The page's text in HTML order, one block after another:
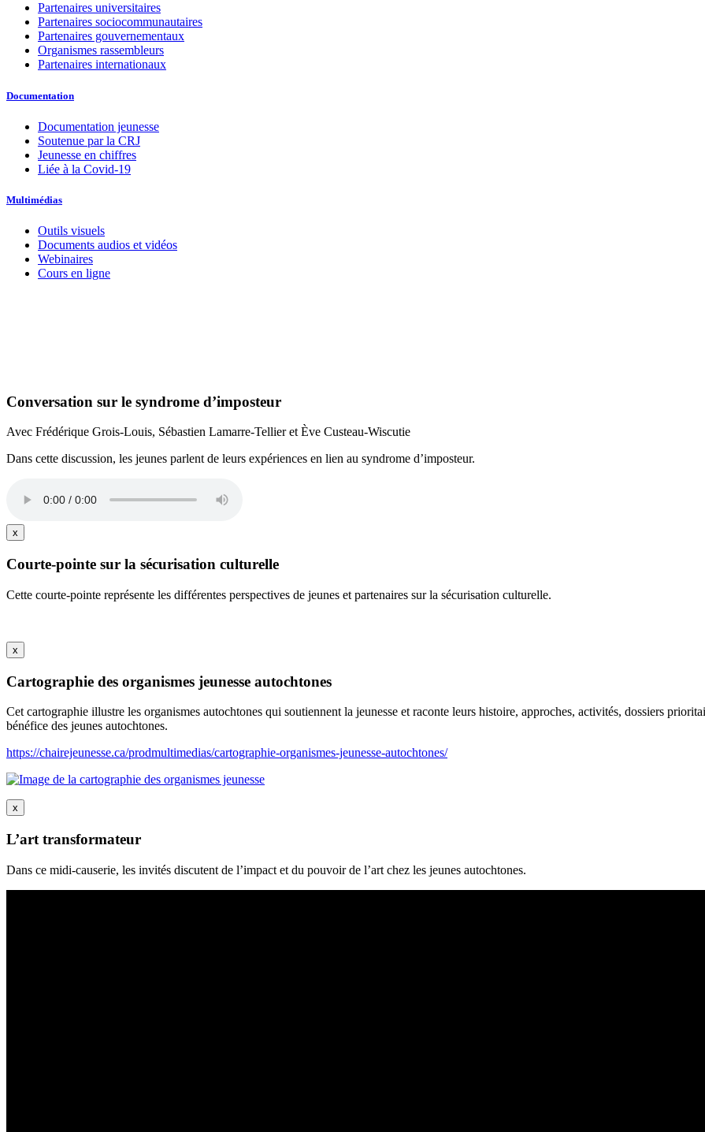
Partenaires universitaires
Partenaires sociocommunautaires
Partenaires gouvernementaux
Organismes rassembleurs
Partenaires internationaux
Documentation
Documentation jeunesse
Soutenue par la CRJ
Jeunesse en chiffres
Liée à la Covid-19
Multimédias
Outils visuels
Documents audios et vidéos
Webinaires
Cours en ligne
Conversation sur le syndrome d’imposteur
Avec Frédérique Grois-Louis, Sébastien Lamarre-Tellier et Ève Custeau-Wiscutie
Dans cette discussion, les jeunes parlent de leurs expériences en lien au syndrome d’imposteur.
x
Courte-pointe sur la sécurisation culturelle
Cette courte-pointe représente les différentes perspectives de jeunes et partenaires sur la sécurisation culturelle.
x
Cartographie des organismes jeunesse autochtones
Cet cartographie illustre les organismes autochtones qui soutiennent la jeunesse et raconte leurs histoire, approches, activités, dossiers
bénéfice des jeunes autochtones.
https://chairejeunesse.ca/prodmultimedias/cartographie-organismes-jeunesse-autochtones/
x
L’art transformateur
Dans ce midi-causerie, les invités discutent de l’impact et du pouvoir de l’art chez les jeunes autochtones.